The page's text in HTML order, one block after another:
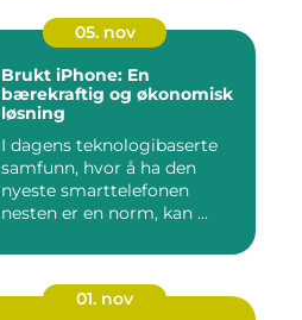
05. nov
Brukt iPhone: En
bærekraftig og økonomisk
løsning
I dagens teknologibaserte
samfunn, hvor å ha den
nyeste smarttelefonen
nesten er en norm, kan ...
01. nov